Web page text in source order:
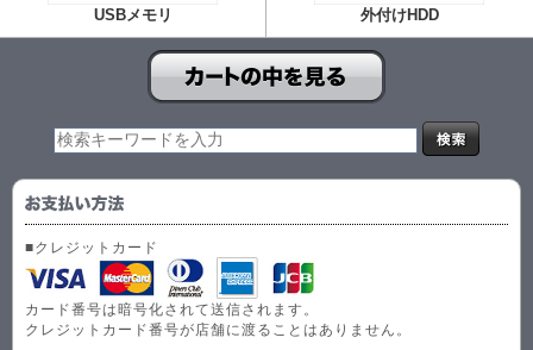
USBメモリ 外付けHDD
■クレジットカード
カード番号は暗号化されて送信されます。
クレジットカード番号が店舗に渡ることはありません。